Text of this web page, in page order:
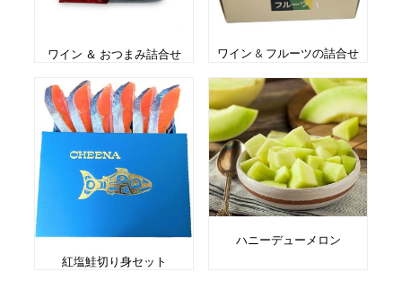
ワイン ＆ おつまみ詰合せ ワイン & フルーツの詰合せ
紅塩鮭切り身セット
ハニーデューメロン